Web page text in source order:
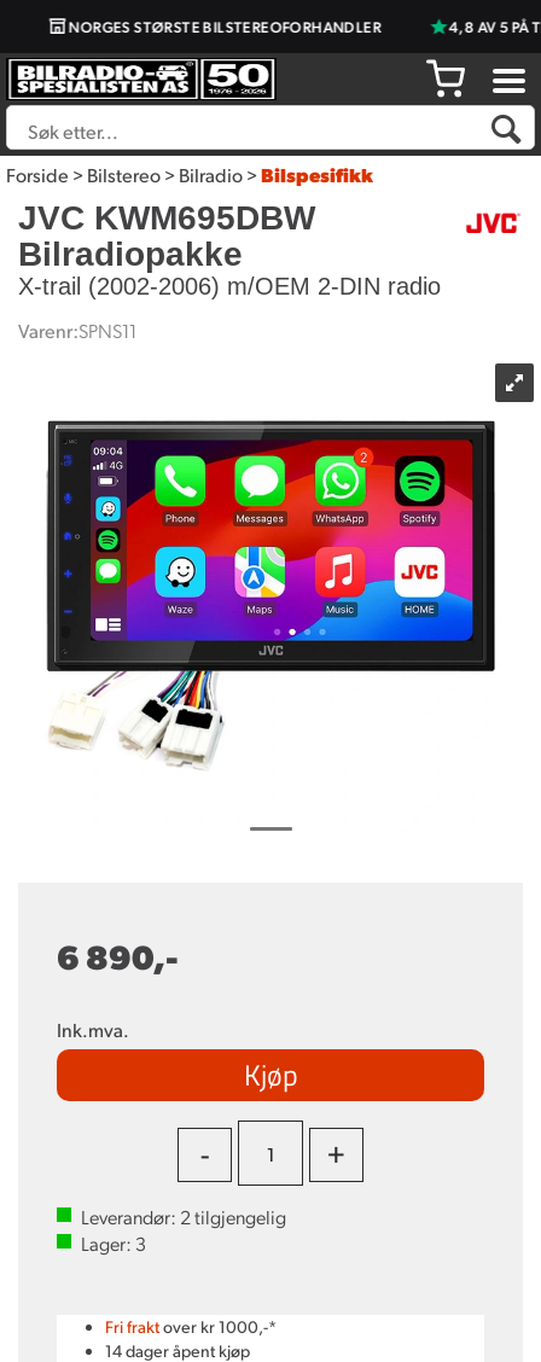
NORGES STØRSTE BILSTEREOFORHANDLER 4,8 AV 5 PÅ
Forside>Bilstereo>Bilradio>Bilspesifikk
JVC KWM695DBW
Bilradiopakke
X-trail (2002-2006) m/OEM 2-DIN radio
Varenr:SPNS11
6 890,-
Ink.mva.
Kjøp
- +
Leverandør: 2tilgjengelig
Lager: 3
Fri fraktover kr 1000,-*
14 dager åpent kjøp